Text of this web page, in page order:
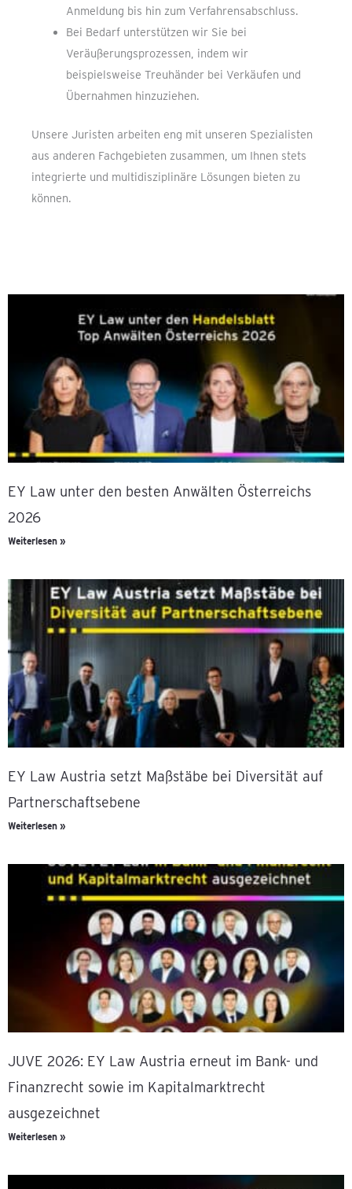
Anmeldung bis hin zum Verfahrensabschluss.
Bei Bedarf unterstützen wir Sie bei
Veräußerungsprozessen, indem wir
beispielsweise Treuhänder bei Verkäufen und
Übernahmen hinzuziehen.
Unsere Juristen arbeiten eng mit unseren Spezialisten
aus anderen Fachgebieten zusammen, um Ihnen stets
integrierte und multidisziplinäre Lösungen bieten zu
können.
EY Law unter den besten Anwälten Österreichs
2026
Weiterlesen »
EY Law Austria setzt Maßstäbe bei Diversität auf
Partnerschaftsebene
Weiterlesen »
JUVE 2026: EY Law Austria erneut im Bank- und
Finanzrecht sowie im Kapitalmarktrecht
ausgezeichnet
Weiterlesen »